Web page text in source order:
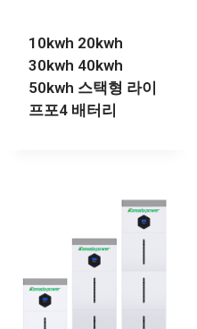
10kwh 20kwh
30kwh 40kwh
50kwh 스택형 라이
프포4 배터리